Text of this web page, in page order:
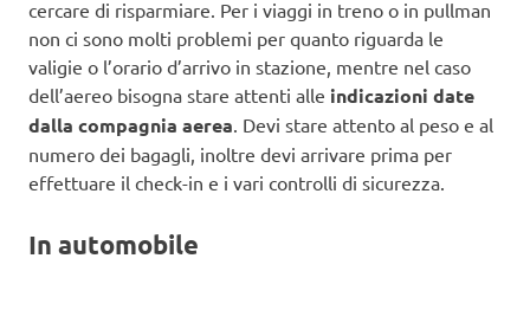
cercare di risparmiare. Per i viaggi in treno o in pullman
non ci sono molti problemi per quanto riguarda le
valigie o l’orario d’arrivo in stazione, mentre nel caso
dell’aereo bisogna stare attenti alle indicazioni date
dalla compagnia aerea . Devi stare attento al peso e al
numero dei bagagli, inoltre devi arrivare prima per
effettuare il check-in e i vari controlli di sicurezza.
In automobile